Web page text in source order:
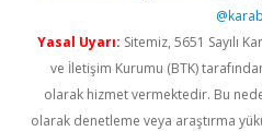
Yasal Uyarı: Sitemiz, 5651 Sayılı
ve İletişim Kurumu (BTK)
olarak hizmet vermektedir. Bu
olarak denetleme veya araştırma